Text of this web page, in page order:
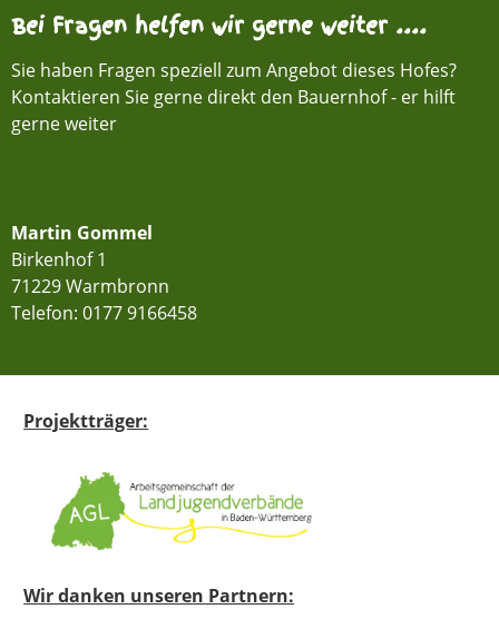
Bei Fragen helfen wir gerne weiter ....
Sie haben Fragen speziell zum Angebot dieses Hofes?
Kontaktieren Sie gerne direkt den Bauernhof - er hilft
gerne weiter
Martin Gommel
Birkenhof 1
71229 Warmbronn
Telefon: 0177 9166458
Projektträger:
Wir danken unseren Partnern: